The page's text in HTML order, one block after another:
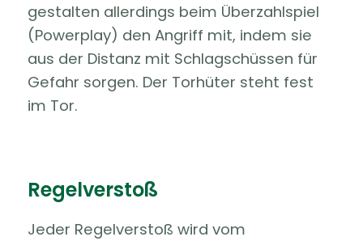
gestalten allerdings beim Überzahlspiel
(Powerplay) den Angriff mit, indem sie
aus der Distanz mit Schlagschüssen für
Gefahr sorgen. Der Torhüter steht fest
im Tor.
Regelverstoß
Jeder Regelverstoß wird vom